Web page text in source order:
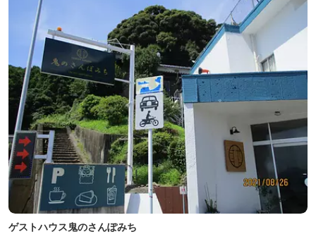
ゲストハウス鬼のさんぽみち